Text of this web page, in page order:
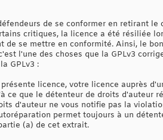
de se conformer en retirant le
critiques, la licence a été résiliée
de se mettre en conformité. Ainsi, le
l'une des choses que la GPLv3
GPLv3 :
licence, votre licence auprès
ce que le détenteur de droits d'auteur
d'auteur ne vous notifie pas la
permet toujours à un
(a) de cet extrait.